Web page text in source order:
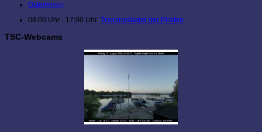
Osterferien
08:00 Uhr - 17:00 Uhr Trainingslager der Piraten
TSC-Webcams